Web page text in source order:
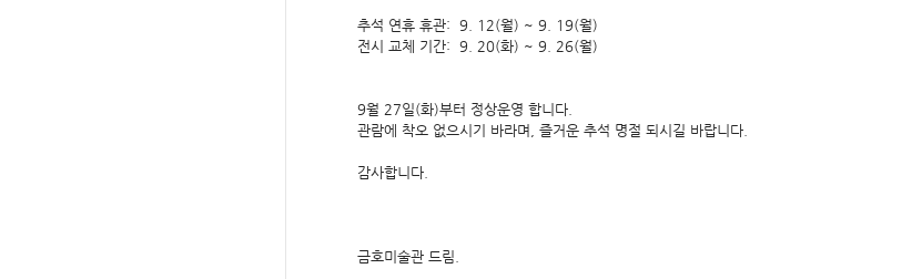
추석 연휴 휴관: 9. 12(월) ~ 9. 19(월)
전시 교체 기간: 9. 20(화) ~ 9. 26(월)
9월 27일(화)부터 정상운영 합니다.
관람에 착오 없으시기 바라며, 즐거운 추석 명절 되시길 바랍니다.
감사합니다.
금호미술관 드림.​